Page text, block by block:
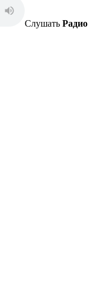
Слушать Радио